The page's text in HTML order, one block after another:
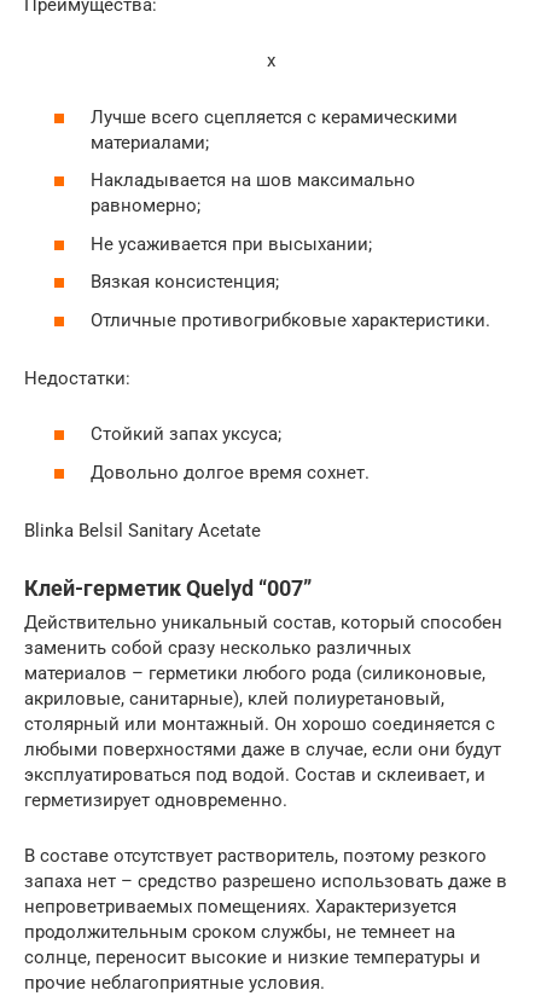
Преимущества:
x
Лучше всего сцепляется с керамическими
материалами;
Накладывается на шов максимально
равномерно;
Не усаживается при высыхании;
Вязкая консистенция;
Отличные противогрибковые характеристики.
Недостатки:
Стойкий запах уксуса;
Довольно долгое время сохнет.
Blinka Belsil Sanitary Acetate
Клей-герметик Quelyd “007”
Действительно уникальный состав, который способен
заменить собой сразу несколько различных
материалов – герметики любого рода (силиконовые,
акриловые, санитарные), клей полиуретановый,
столярный или монтажный. Он хорошо соединяется с
любыми поверхностями даже в случае, если они будут
эксплуатироваться под водой. Состав и склеивает, и
герметизирует одновременно.
В составе отсутствует растворитель, поэтому резкого
запаха нет – средство разрешено использовать даже в
непроветриваемых помещениях. Характеризуется
продолжительным сроком службы, не темнеет на
солнце, переносит высокие и низкие температуры и
прочие неблагоприятные условия.